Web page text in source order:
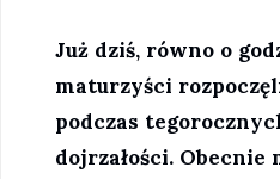
Już dziś, równo o
maturzyści
podczas
dojrzałości. Obecnie